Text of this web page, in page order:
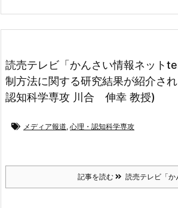
読売テレビ「かんさい情報ネット
制方法に関する研究結果が紹介さ
認知科学専攻 川合 伸幸 教授)
メディア報道, 心理・認知科学専攻
記事を読む 読売テレビ「か